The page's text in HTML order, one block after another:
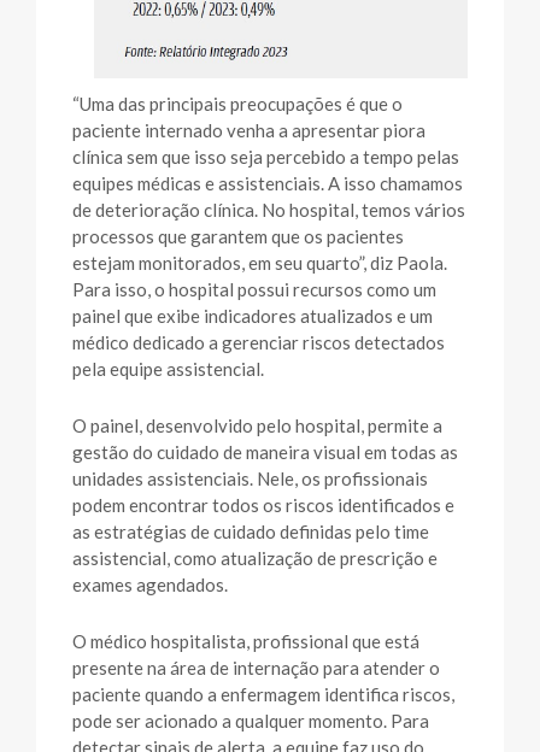
“Uma das principais preocupações é que o
paciente internado venha a apresentar piora
clínica sem que isso seja percebido a tempo pelas
equipes médicas e assistenciais. A isso chamamos
de deterioração clínica. No hospital, temos vários
processos que garantem que os pacientes
estejam monitorados, em seu quarto”, diz Paola.
Para isso, o hospital possui recursos como um
painel que exibe indicadores atualizados e um
médico dedicado a gerenciar riscos detectados
pela equipe assistencial.
O painel, desenvolvido pelo hospital, permite a
gestão do cuidado de maneira visual em todas as
unidades assistenciais. Nele, os profissionais
podem encontrar todos os riscos identificados e
as estratégias de cuidado definidas pelo time
assistencial, como atualização de prescrição e
exames agendados.
O médico hospitalista, profissional que está
presente na área de internação para atender o
paciente quando a enfermagem identifica riscos,
pode ser acionado a qualquer momento. Para